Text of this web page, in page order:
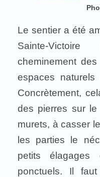
Le sentier a été
Sainte-
cheminement
espaces
Concrètement,
des pierres sur
murets, à casser
les parties le
petits élagages
ponctuels. Il